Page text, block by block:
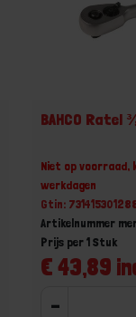
BAHCO Ratel
Niet op voorraad,
werkdagen
Gtin:
Artikelnummer
€ 43,89
Prijs per 1 Stuk
-